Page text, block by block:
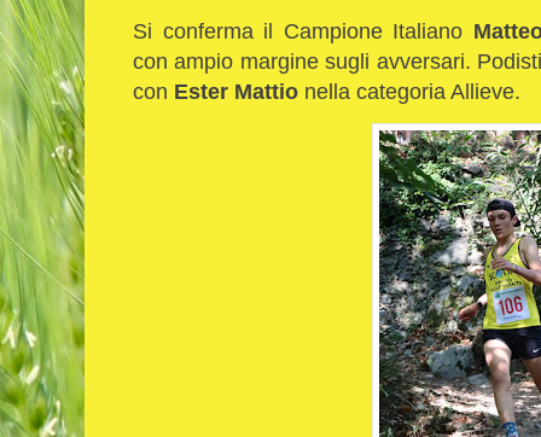
Si conferma il Campione Italiano
con ampio margine sugli avversari.
con Ester Mattio nella categoria Allieve.